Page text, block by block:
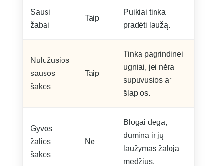
Sausi
žabai
Taip
Puikiai tinka
pradėti laužą.
Nulūžusios
sausos
šakos
Taip
Tinka pagrindinei
ugniai, jei nėra
supuvusios ar
šlapios.
Gyvos
žalios
šakos
Ne
Blogai dega,
dūmina ir jų
laužymas žaloja
medžius.